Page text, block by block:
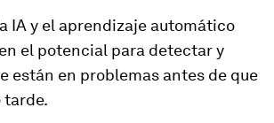
IA y el aprendizaje automático
el potencial para detectar y
están en problemas antes de que
tarde.